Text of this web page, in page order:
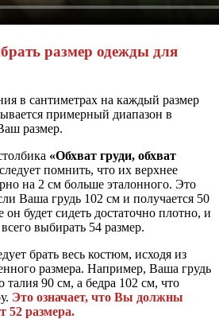
размер одежды для
в сантиметрах на каждый размер
примерный диапазон в
размер.
«Обхват груди, обхват
следует помнить, что их верхнее
на 2 см больше эталонного. Это
Ваша грудь 102 см и получается 50
будет сидеть достаточно плотно, и
выбирать 54 размер.
брать весь костюм, исходя из
размера. Например, Ваша грудь
талия 90 см, а бедра 102 см, что
Это означает, что Вы должны
52 размера.